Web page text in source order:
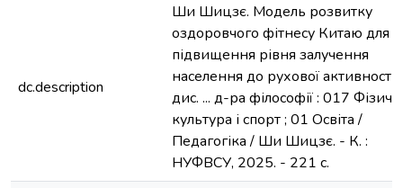
dc.description
Ши Шицзє. Модель розвитку
оздоровчого фітнесу Китаю для
підвищення рівня залучення
населення до рухової активності :
дис. ... д-ра філософії : 017
культура і спорт ; 01 Освіта /
Педагогіка / Ши Шицзє. - К. :
НУФВСУ, 2025. - 221 с.